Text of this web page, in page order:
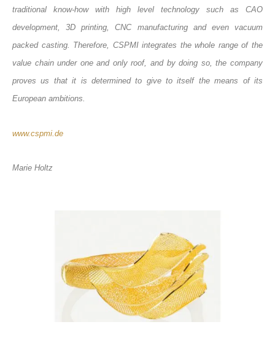
traditional know-how with high level technology such as CAO
development, 3D printing, CNC manufacturing and even vacuum
packed casting. Therefore, CSPMI integrates the whole range of the
value chain under one and only roof, and by doing so, the company
proves us that it is determined to give to itself the means of its
European ambitions.
www.cspmi.de
Marie Holtz